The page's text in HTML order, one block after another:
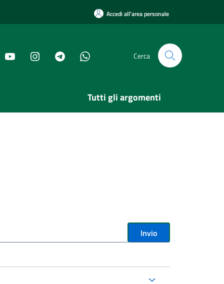
Accedi all'area personale
Cerca
Tutti gli argomenti
Invio